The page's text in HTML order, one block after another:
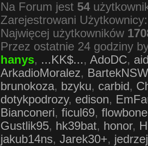
Na Forum jest 54
Zarejestrowani
Najwięcej użytkowników
Przez ostatnie 24 godziny
hanys, ...KK$..., AdoDC,
ArkadioMoralez,
brunokoza, bzyku, carbid,
dotykpodrozy, edison,
Bianconeri, ficul69, flowbone
Gustlik95, hk39bat, honor,
jakub14ns, Jarek30+, jedrzej